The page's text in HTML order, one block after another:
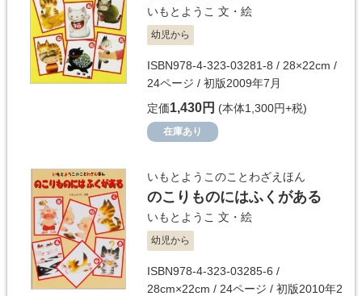
いもとようこ 文・絵
幼児から
ISBN978-4-323-03281-8 / 28×22cm /
24ページ / 初版2009年7月
定価1,430円 (本体1,300円+税)
在庫あり
いもとようこのことわざえほん
のこりものにはふくがある
いもとようこ 文・絵
幼児から
ISBN978-4-323-03285-6 /
28cm×22cm / 24ページ / 初版2010年2